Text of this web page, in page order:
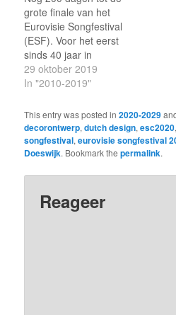
grote finale van het
Eurovisie Songfestival
(ESF). Voor het eerst
sinds 40 jaar in
Nederland. Voor het
eerst in 40 jaar weer een
laten zien wat 'wij' aan
televisie- en designtalent
in huis hebben. Dat is in
ieder geval de…
29 oktober 2019
In "2010-2019"
This entry was posted in2020-2029
decorontwerp,dutch design,esc2020
songfestival,eurovisie songfestival
Doeswijk. Bookmark thepermalink.
Reageer